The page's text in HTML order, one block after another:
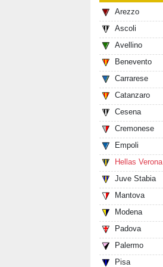
Arezzo
Ascoli
Avellino
Benevento
Carrarese
Catanzaro
Cesena
Cremonese
Empoli
Hellas Verona
Juve Stabia
Mantova
Modena
Padova
Palermo
Pisa